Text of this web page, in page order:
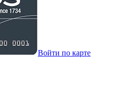
Войти по карте